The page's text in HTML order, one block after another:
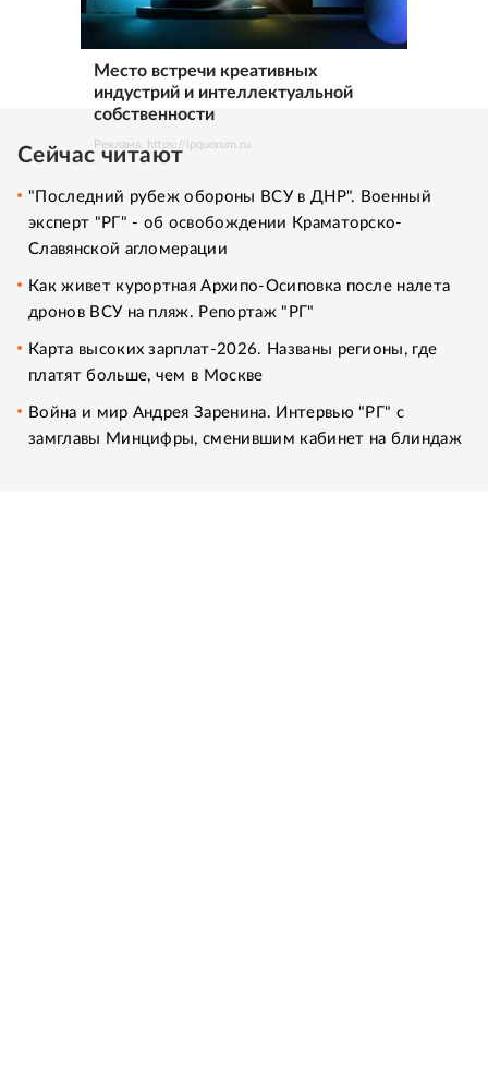
Место встречи креативных
индустрий и интеллектуальной
собственности
Реклама. https://ipquorum.ru
Сейчас читают
"Последний рубеж обороны ВСУ в ДНР". Военный
эксперт "РГ" - об освобождении Краматорско-
Славянской агломерации
Как живет курортная Архипо-Осиповка после налета
дронов ВСУ на пляж. Репортаж "РГ"
Карта высоких зарплат-2026. Названы регионы, где
платят больше, чем в Москве
Война и мир Андрея Заренина. Интервью "РГ" с
замглавы Минцифры, сменившим кабинет на блиндаж